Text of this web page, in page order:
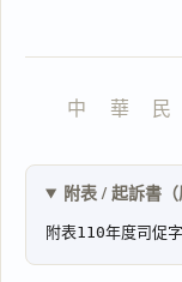
中    華    民
附表 / 起訴書（